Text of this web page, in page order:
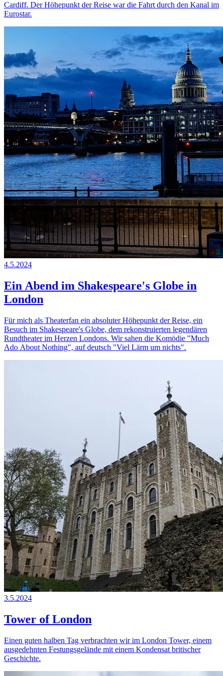
Cardiff. Der Höhepunkt der Reise war die Fahrt durch den Kanal im
Eurostar.
4.5.2024
Ein Abend im Shakespeare's Globe in
London
Für mich als Theaterfan ein absoluter Höhepunkt der Reise, ein
Besuch im Shakespeare's Globe, dem rekonstruierten legendären
Rundtheater im Herzen Londons. Wir sahen die Komödie "Much
Ado About Nothing", auf deutsch "Viel Lärm um nichts".
3.5.2024
Tower of London
Einen guten halben Tag verbrachten wir im London Tower, einem
ausgedehnten Festungsgelände mit einem Kondensat britischer
Geschichte.